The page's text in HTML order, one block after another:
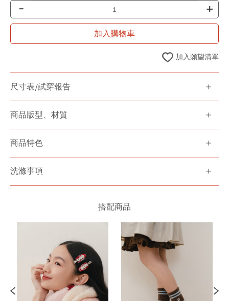
- +
加入購物車
加入願望清單
尺寸表/試穿報告
商品版型、材質
商品特色
洗滌事項
搭配商品